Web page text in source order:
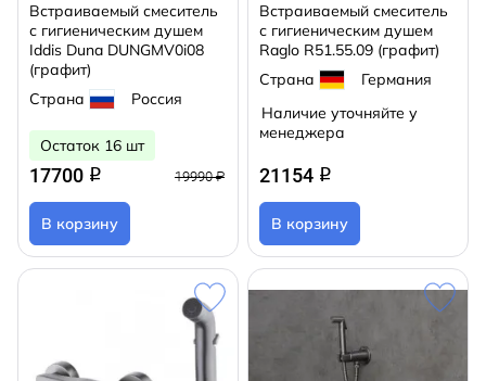
Встраиваемый смеситель
с гигиеническим душем
Iddis Duna DUNGMV0i08
(графит)
Страна
Россия
Остаток 16 шт
17700 q 19990 ₽
В корзину
Встраиваемый смеситель
с гигиеническим душем
Raglo R51.55.09 (графит)
Страна
Германия
Наличие уточняйте у
менеджера
21154 q
В корзину